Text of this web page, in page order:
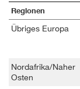
Regionen
Übriges Europa
Nordafrika/Naher
Osten